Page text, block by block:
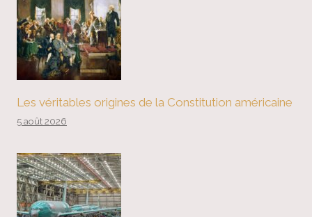
Les véritables origines de la Constitution américaine
5 août 2026